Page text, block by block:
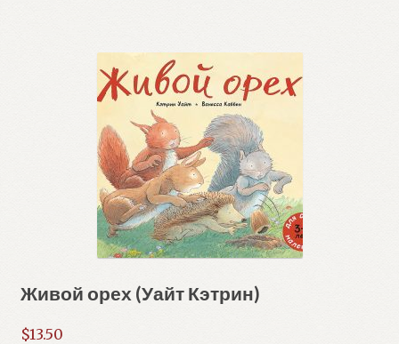
Живой орех (Уайт Кэтрин)
$13.50